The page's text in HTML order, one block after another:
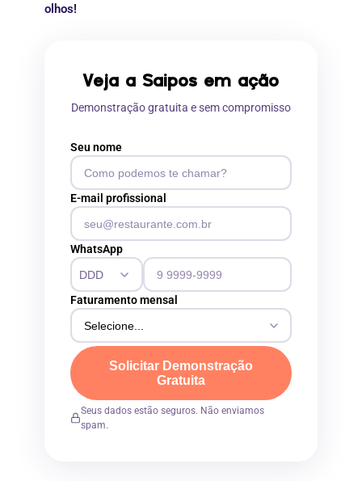
olhos!
Veja a Saipos em ação
Demonstração gratuita e sem compromisso
Seu nome
E-mail profissional
WhatsApp
Faturamento mensal
Solicitar Demonstração
Gratuita
Seus dados estão seguros. Não enviamos
spam.